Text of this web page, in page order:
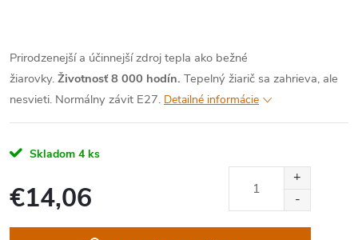
Prirodzenejší a účinnejší zdroj tepla ako bežné
žiarovky. Životnosť 8 000 hodín. Tepelný žiarič sa zahrieva, ale
nesvieti. Normálny závit E27. Detailné informácie
Skladom 4 ks
€14,06